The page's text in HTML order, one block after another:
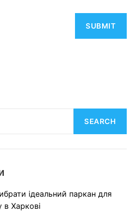
SEARCH
ідеальний паркан для
в Харкові